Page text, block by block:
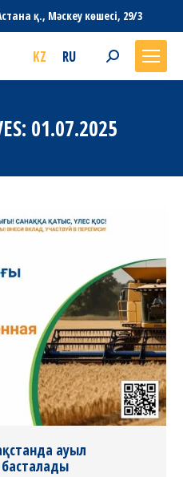
қ., Мәскеу көшесі, 29/3
KZ RU Search:
01.07.2025
ауыл